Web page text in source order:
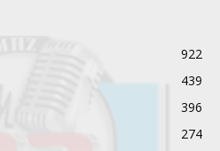
922
439
396
274